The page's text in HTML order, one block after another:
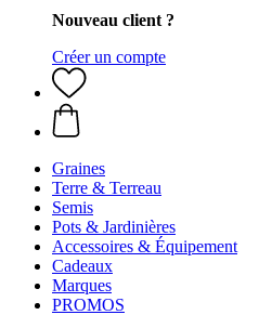
Nouveau client ?
Créer un compte
Graines
Terre & Terreau
Semis
Pots & Jardinières
Accessoires & Équipement
Cadeaux
Marques
PROMOS